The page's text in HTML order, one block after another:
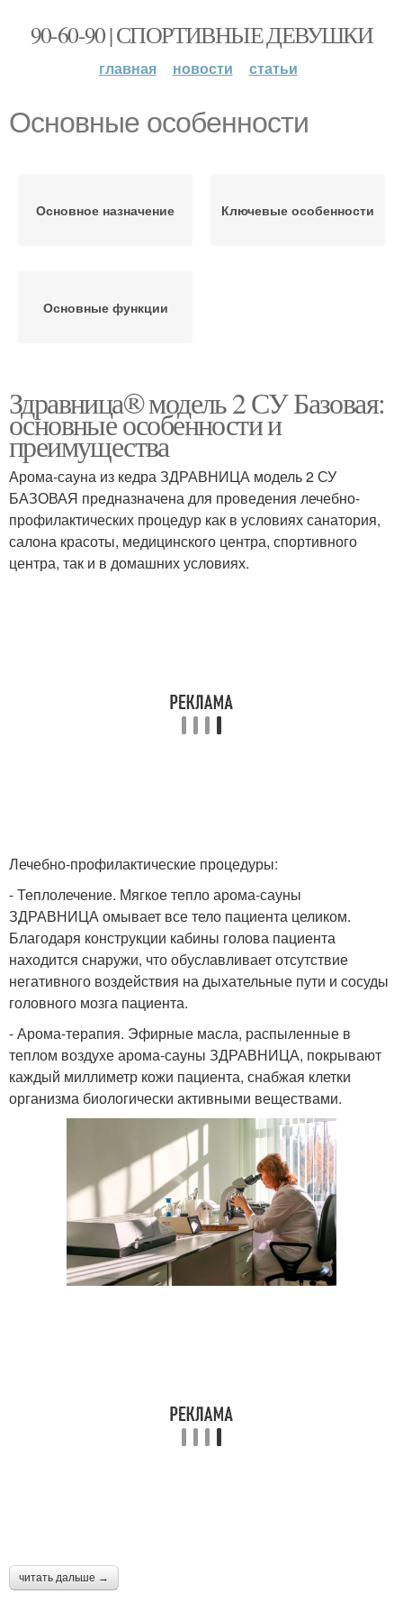
90-60-90 | СПОРТИВНЫЕ ДЕВУШКИ
главная новости статьи
Основные особенности
Основное назначение Ключевые особенности
Основные функции
Здравница® модель 2 СУ Базовая:
основные особенности и
преимущества
Арома-сауна из кедра ЗДРАВНИЦА модель 2 СУ
БАЗОВАЯ предназначена для проведения лечебно-
профилактических процедур как в условиях санатория,
салона красоты, медицинского центра, спортивного
центра, так и в домашних условиях.
Лечебно-профилактические процедуры:
- Теплолечение. Мягкое тепло арома-сауны
ЗДРАВНИЦА омывает все тело пациента целиком.
Благодаря конструкции кабины голова пациента
находится снаружи, что обуславливает отсутствие
негативного воздействия на дыхательные пути и сосуды
головного мозга пациента.
- Арома-терапия. Эфирные масла, распыленные в
теплом воздухе арома-сауны ЗДРАВНИЦА, покрывают
каждый миллиметр кожи пациента, снабжая клетки
организма биологически активными веществами.
читать дальше →